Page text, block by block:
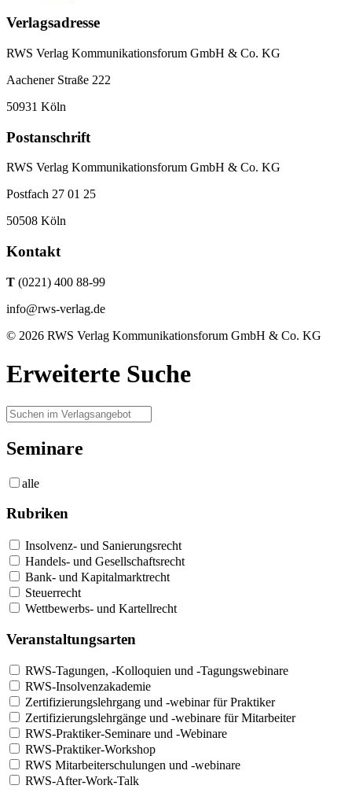
Verlagsadresse
RWS Verlag Kommunikationsforum GmbH & Co. KG
Aachener Straße 222
50931 Köln
Postanschrift
RWS Verlag Kommunikationsforum GmbH & Co. KG
Postfach 27 01 25
50508 Köln
Kontakt
T (0221) 400 88-99
info@rws-verlag.de
© 2026 RWS Verlag Kommunikationsforum GmbH & Co. KG
Erweiterte Suche
Seminare
alle
Rubriken
Insolvenz- und Sanierungsrecht
Handels- und Gesellschaftsrecht
Bank- und Kapitalmarktrecht
Steuerrecht
Wettbewerbs- und Kartellrecht
Veranstaltungsarten
RWS-Tagungen, -Kolloquien und -Tagungswebinare
RWS-Insolvenzakademie
Zertifizierungslehrgang und -webinar für Praktiker
Zertifizierungslehrgänge und -webinare für Mitarbeiter
RWS-Praktiker-Seminare und -Webinare
RWS-Praktiker-Workshop
RWS Mitarbeiterschulungen und -webinare
RWS-After-Work-Talk